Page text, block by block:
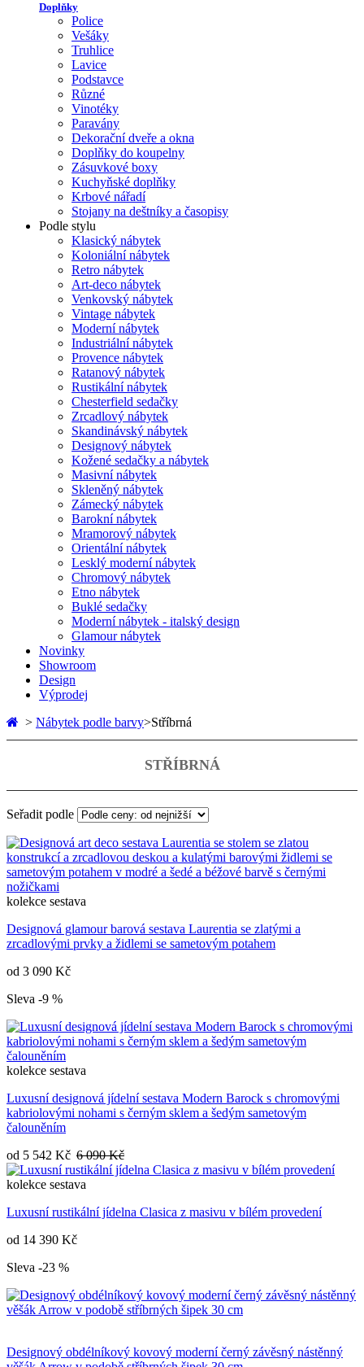
Doplňky
Police
Vešáky
Truhlice
Lavice
Podstavce
Různé
Vinotéky
Paravány
Dekorační dveře a okna
Doplňky do koupelny
Zásuvkové boxy
Kuchyňské doplňky
Krbové nářadí
Stojany na deštníky a časopisy
Podle stylu
Klasický nábytek
Koloniální nábytek
Retro nábytek
Art-deco nábytek
Venkovský nábytek
Vintage nábytek
Moderní nábytek
Industriální nábytek
Provence nábytek
Ratanový nábytek
Rustikální nábytek
Chesterfield sedačky
Zrcadlový nábytek
Skandinávský nábytek
Designový nábytek
Kožené sedačky a nábytek
Masivní nábytek
Skleněný nábytek
Zámecký nábytek
Barokní nábytek
Mramorový nábytek
Orientální nábytek
Lesklý moderní nábytek
Chromový nábytek
Etno nábytek
Buklé sedačky
Moderní nábytek - italský design
Glamour nábytek
Novinky
Showroom
Design
Výprodej
> Nábytek podle barvy>Stříbrná
STŘÍBRNÁ
Seřadit podle
kolekce sestava
Designová glamour barová sestava Laurentia se zlatými a
zrcadlovými prvky a židlemi se sametovým potahem
od 3 090 Kč
Sleva -9 %
kolekce sestava
Luxusní designová jídelní sestava Modern Barock s chromovými
kabriolovými nohami s černým sklem a šedým sametovým
čalouněním
od 5 542 Kč 6 090 Kč
kolekce sestava
Luxusní rustikální jídelna Clasica z masivu v bílém provedení
od 14 390 Kč
Sleva -23 %
Designový obdélníkový kovový moderní černý závěsný nástěnný